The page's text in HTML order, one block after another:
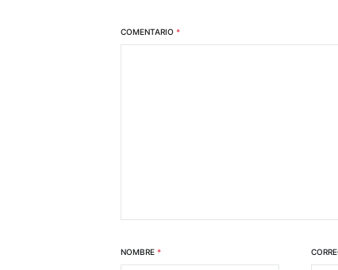
COMENTARIO *
NOMBRE *